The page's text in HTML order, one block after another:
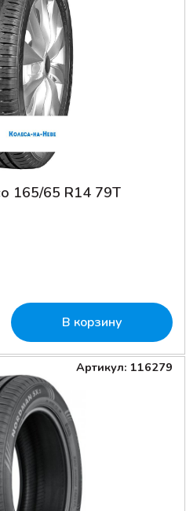
165/65 R14 79T
В корзину
Артикул: 116279